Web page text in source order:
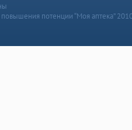
потенции “Моя аптека”